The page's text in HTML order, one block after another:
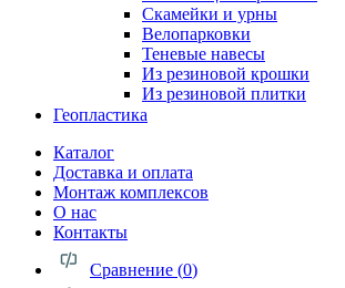
Скамейки и урны
Велопарковки
Теневые навесы
Из резиновой крошки
Из резиновой плитки
Геопластика
Каталог
Доставка и оплата
Монтаж комплексов
О нас
Контакты
Сравнение (0)